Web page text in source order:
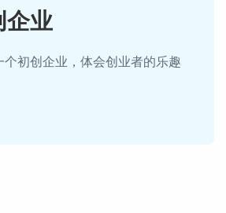
企业
个初创企业，体会创业者的乐趣